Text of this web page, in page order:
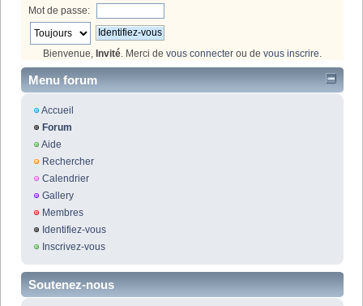
Mot de passe:
Bienvenue, Invité. Merci de vous connecter ou de vous inscrire.
Menu forum
Accueil
Forum
Aide
Rechercher
Calendrier
Gallery
Membres
Identifiez-vous
Inscrivez-vous
Soutenez-nous